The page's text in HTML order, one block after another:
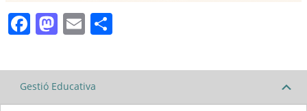
Facebook
Mastodon
Email
Gestió Educativa